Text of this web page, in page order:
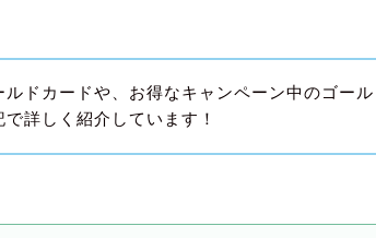
ルドカードや、お得なキャンペーン中のゴール
で詳しく紹介しています！